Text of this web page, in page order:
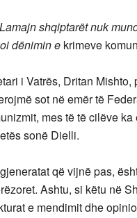
shqiptarët nuk
dënimin e krimeve
i Vatrës, Dritan
sot në emër të
mes të të cilëve
sonë Dielli.
që vijnë pas,
Ashtu, si këtu në
e mendimit dhe